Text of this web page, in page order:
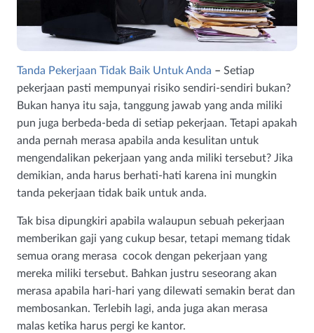
Tanda Pekerjaan Tidak Baik Untuk Anda – Setiap
pekerjaan pasti mempunyai risiko sendiri-sendiri bukan?
Bukan hanya itu saja, tanggung jawab yang anda miliki
pun juga berbeda-beda di setiap pekerjaan. Tetapi apakah
anda pernah merasa apabila anda kesulitan untuk
mengendalikan pekerjaan yang anda miliki tersebut? Jika
demikian, anda harus berhati-hati karena ini mungkin
tanda pekerjaan tidak baik untuk anda.
Tak bisa dipungkiri apabila walaupun sebuah pekerjaan
memberikan gaji yang cukup besar, tetapi memang tidak
semua orang merasa cocok dengan pekerjaan yang
mereka miliki tersebut. Bahkan justru seseorang akan
merasa apabila hari-hari yang dilewati semakin berat dan
membosankan. Terlebih lagi, anda juga akan merasa
malas ketika harus pergi ke kantor.